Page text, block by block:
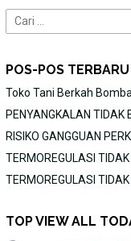
Cari
untuk:
POS-POS TERBARU
Toko Tani Berkah
PENYANGKALAN TIDAK
RISIKO GANGGUAN
TERMOREGULASI
TERMOREGULASI
TOP VIEW ALL